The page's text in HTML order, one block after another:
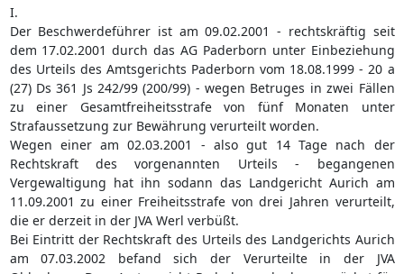
I.
Der Beschwerdeführer ist am 09.02.2001 - rechtskräftig seit
dem 17.02.2001 durch das AG Paderborn unter Einbeziehung
des Urteils des Amtsgerichts Paderborn vom 18.08.1999 - 20 a
(27) Ds 361 Js 242/99 (200/99) - wegen Betruges in zwei Fällen
zu einer Gesamtfreiheitsstrafe von fünf Monaten unter
Strafaussetzung zur Bewährung verurteilt worden.
Wegen einer am 02.03.2001 - also gut 14 Tage nach der
Rechtskraft des vorgenannten Urteils - begangenen
Vergewaltigung hat ihn sodann das Landgericht Aurich am
11.09.2001 zu einer Freiheitsstrafe von drei Jahren verurteilt,
die er derzeit in der JVA Werl verbüßt.
Bei Eintritt der Rechtskraft des Urteils des Landgerichts Aurich
am 07.03.2002 befand sich der Verurteilte in der JVA